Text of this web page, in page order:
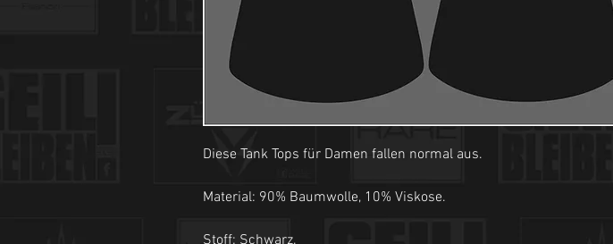
Diese Tank Tops für Damen fallen normal aus.
Material: 90% Baumwolle, 10% Viskose.
Stoff: Schwarz.